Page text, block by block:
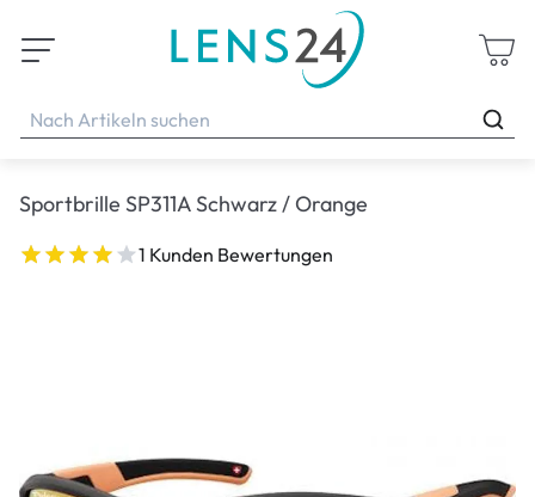
Sportbrille SP311A Schwarz / Orange
1 Kunden Bewertungen